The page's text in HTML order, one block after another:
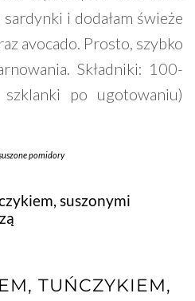
i dodałam świeże
avocado. Prosto, szybko
Składniki: 100-
po ugotowaniu)
pomidory
TUŃCZYKIEM,